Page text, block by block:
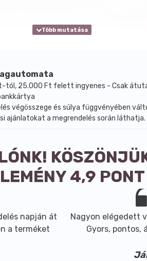
tól, 25.000 Ft felett ingyenes - Csak
végösszege és súlya függvényében
ajánlatokat a megrendelés során láthatja.
4,9 PONT
napján át
a terméket
Nagyon elégedett
Gyors, pontos,